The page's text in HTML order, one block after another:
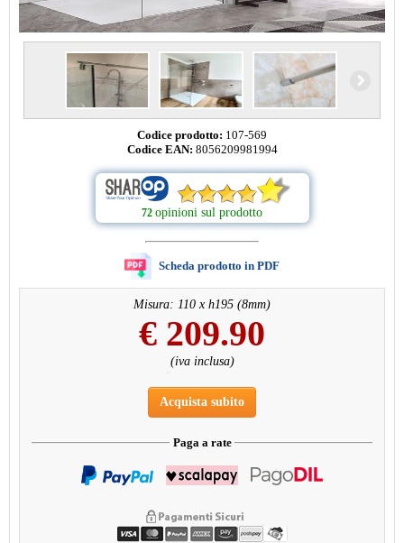
Codice prodotto: 107-569
Codice EAN: 8056209981994
72 opinioni sul prodotto
Scheda prodotto in PDF
Misura: 110 x h195 (8mm)
€ 209.90
(iva inclusa)
Acquista subito
Paga a rate